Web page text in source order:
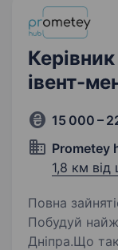
івент-
15 000 –
Prometey
1,8 км від
Повна
Побудуй
Дніпра.Що